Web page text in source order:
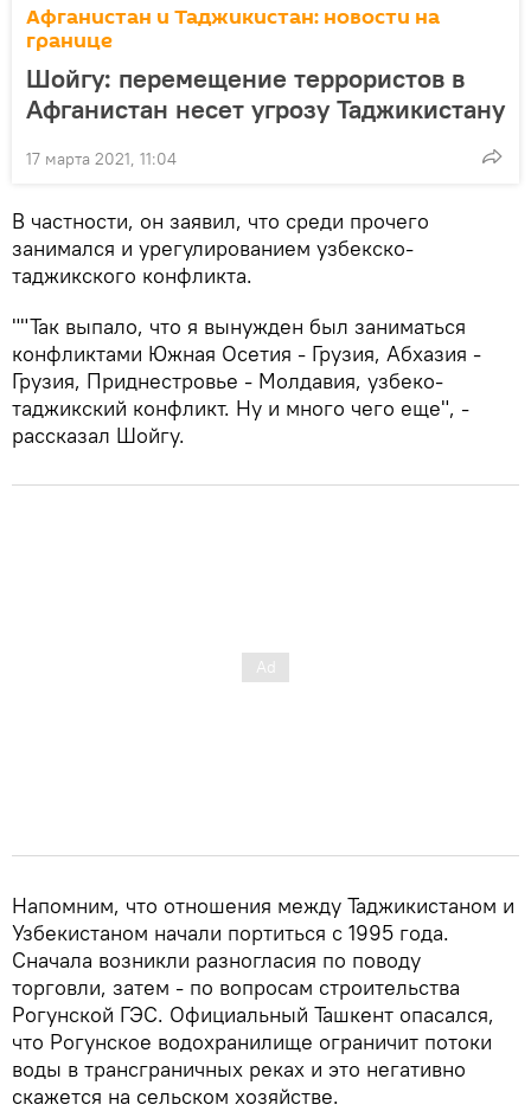
Афганистан и Таджикистан: новости на
границе
Шойгу: перемещение террористов в
Афганистан несет угрозу Таджикистану
17 марта 2021, 11:04
В частности, он заявил, что среди прочего
занимался и урегулированием узбекско-
таджикского конфликта.
""Так выпало, что я вынужден был заниматься
конфликтами Южная Осетия - Грузия, Абхазия -
Грузия, Приднестровье - Молдавия, узбеко-
таджикский конфликт. Ну и много чего еще", -
рассказал Шойгу.
Напомним, что отношения между Таджикистаном и
Узбекистаном начали портиться с 1995 года.
Сначала возникли разногласия по поводу
торговли, затем - по вопросам строительства
Рогунской ГЭС. Официальный Ташкент опасался,
что Рогунское водохранилище ограничит потоки
воды в трансграничных реках и это негативно
скажется на сельском хозяйстве.